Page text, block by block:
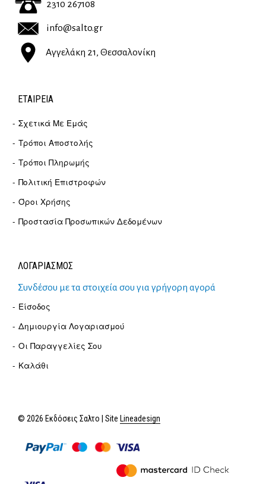
2310 267108
info@salto.gr
Αγγελάκη 21, Θεσσαλονίκη
ΕΤΑΙΡΕΊΑ
Σχετικά Με Εμάς
Τρόποι Αποστολής
Τρόποι Πληρωμής
Πολιτική Επιστροφών
Όροι Χρήσης
Προστασία Προσωπικών Δεδομένων
ΛΟΓΑΡΙΑΣΜΟΣ
Συνδέσου με τα στοιχεία σου για γρήγορη αγορά
Είσοδος
Δημιουργία Λογαριασμού
Οι Παραγγελίες Σου
Καλάθι
© 2026 Εκδόσεις Σαλτο | Site Lineadesign